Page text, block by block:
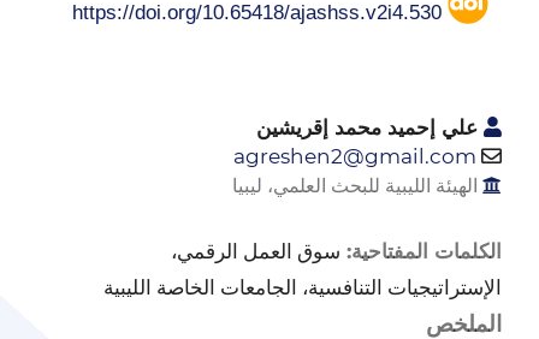
https://doi.org/10.65418/ajashss.v2i4.530
علي إحميد محمد إقريشين
agreshen2@gmail.com
الهيئة الليبية للبحث العلمي، ليبيا
الكلمات المفتاحية: سوق العمل الرقمي،
الإستراتيجيات التنافسية، الجامعات الخاصة الليبية
الملخص